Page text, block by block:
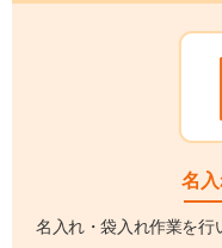
名
名入れ・袋入れ作業を行